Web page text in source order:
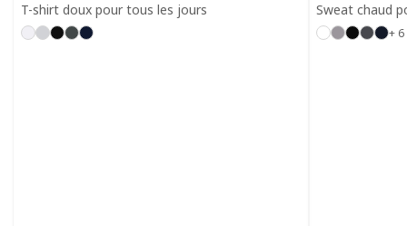
T-shirt doux pour tous les jours Sweat chaud
+ 6